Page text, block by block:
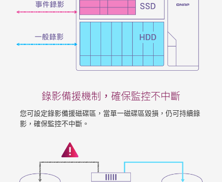
錄影備援機制，確保監控不中斷
您可設定錄影備援磁碟區，當單一磁碟區毀損，仍可持續錄
影，確保監控不中斷。